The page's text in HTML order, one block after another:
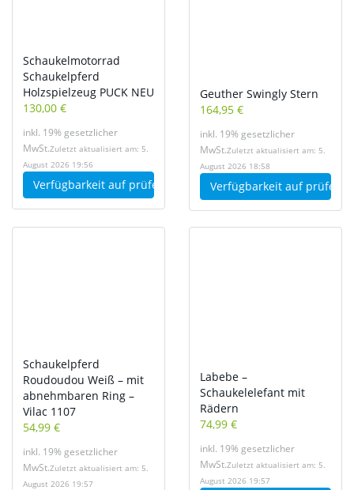
Schaukelmotorrad
Schaukelpferd
Holzspielzeug PUCK NEU
130,00 €
inkl. 19% gesetzlicher
MwSt.Zuletzt aktualisiert am: 5.
August 2026 19:56
Verfügbarkeit auf prüfen
Geuther Swingly Stern
164,95 €
inkl. 19% gesetzlicher
MwSt.Zuletzt aktualisiert am: 5.
August 2026 18:58
Verfügbarkeit auf prüfen
Schaukelpferd
Roudoudou Weiß – mit
abnehmbaren Ring –
Vilac 1107
54,99 €
inkl. 19% gesetzlicher
MwSt.Zuletzt aktualisiert am: 5.
August 2026 19:57
Labebe –
Schaukelelefant mit
Rädern
74,99 €
inkl. 19% gesetzlicher
MwSt.Zuletzt aktualisiert am: 5.
August 2026 19:57